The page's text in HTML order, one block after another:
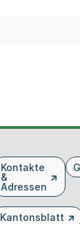
Kontakte
&
Adressen
Kantonsblatt